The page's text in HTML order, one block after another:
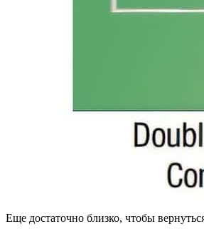
Еще достаточно близко, чтобы